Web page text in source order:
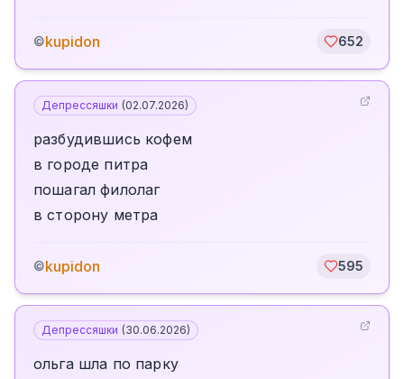
©kupidon 652
Депрессяшки (02.07.2026)
разбудившись кофем
в городе питра
пошагал филолаг
в сторону метра
©kupidon 595
Депрессяшки (30.06.2026)
ольга шла по парку